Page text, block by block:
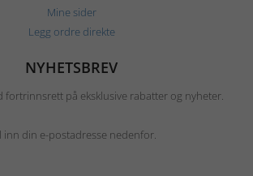
Mine sider
Legg ordre direkte
NYHETSBREV
fortrinnsrett på eksklusive rabatter og nyheter.
inn din e-postadresse nedenfor.